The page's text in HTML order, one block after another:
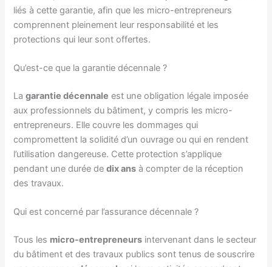
liés à cette garantie, afin que les micro-entrepreneurs
comprennent pleinement leur responsabilité et les
protections qui leur sont offertes.
Qu’est-ce que la garantie décennale ?
Lagarantie décennale est une obligation légale imposée
aux professionnels du bâtiment, y compris les micro-
entrepreneurs. Elle couvre les dommages qui
compromettent la solidité d’un ouvrage ou qui en rendent
l’utilisation dangereuse. Cette protection s’applique
pendant une durée dedix ans à compter de la réception
des travaux.
Qui est concerné par l’assurance décennale ?
Tous les micro-entrepreneurs intervenant dans le secteur
du bâtiment et des travaux publics sont tenus de souscrire